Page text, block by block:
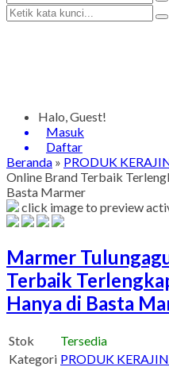
Halo, Guest!
Masuk
Daftar
Beranda » PRODUK
Online Brand Terbaik
Basta Marmer
click image to preview
Marmer
Terbaik
Hanya di Basta
Stok
Tersedia
Kategori PRODUK